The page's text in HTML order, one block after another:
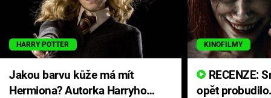
HARRY POTTER
Jakou barvu kůže má mít
Hermiona? Autorka Harryho
KINOFILMY
opět